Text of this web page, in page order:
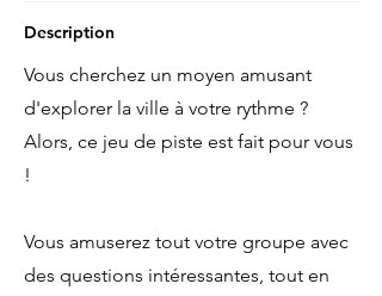
Description
Vous cherchez un moyen amusant
d'explorer la ville à votre rythme ?
Alors, ce jeu de piste est fait pour vous
!
Vous amuserez tout votre groupe avec
des questions intéressantes, tout en